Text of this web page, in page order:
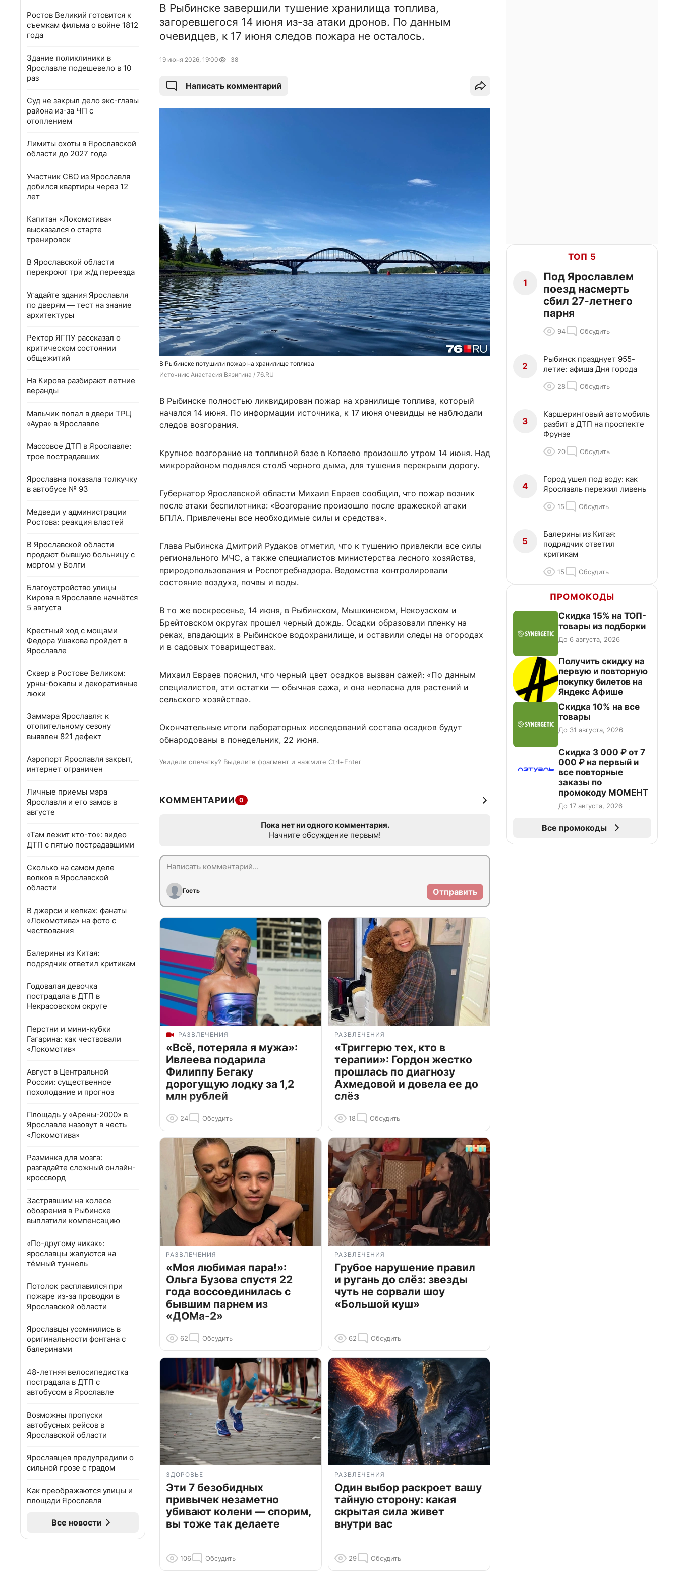
Ростов Великий готовится к
съемкам фильма о войне 1812
года
Здание поликлиники в
Ярославле подешевело в 10
раз
Суд не закрыл дело экс-главы
района из-за ЧП с
отоплением
Лимиты охоты в Ярославской
области до 2027 года
Участник СВО из Ярославля
добился квартиры через 12
лет
Капитан «Локомотива»
высказался о старте
тренировок
В Ярославской области
перекроют три ж/д переезда
Угадайте здания Ярославля
по дверям — тест на знание
архитектуры
Ректор ЯГПУ рассказал о
критическом состоянии
общежитий
На Кирова разбирают летние
веранды
Мальчик попал в двери ТРЦ
«Аура» в Ярославле
Массовое ДТП в Ярославле:
трое пострадавших
Ярославна показала толкучку
в автобусе № 93
Медведи у администрации
Ростова: реакция властей
В Ярославской области
продают бывшую больницу с
моргом у Волги
Благоустройство улицы
Кирова в Ярославле начнётся
5 августа
Крестный ход с мощами
Федора Ушакова пройдет в
Ярославле
Сквер в Ростове Великом:
урны-бокалы и декоративные
люки
Заммэра Ярославля: к
отопительному сезону
выявлен 821 дефект
Аэропорт Ярославля закрыт,
интернет ограничен
Личные приемы мэра
Ярославля и его замов в
августе
«Там лежит кто-то»: видео
ДТП с пятью пострадавшими
Сколько на самом деле
волков в Ярославской
области
В джерси и кепках: фанаты
«Локомотива» на фото с
чествования
Балерины из Китая:
подрядчик ответил критикам
Годовалая девочка
пострадала в ДТП в
Некрасовском округе
Перстни и мини-кубки
Гагарина: как чествовали
«Локомотив»
Август в Центральной
России: существенное
похолодание и прогноз
Площадь у «Арены-2000» в
Ярославле назовут в честь
«Локомотива»
Разминка для мозга:
разгадайте сложный онлайн-
кроссворд
Застрявшим на колесе
обозрения в Рыбинске
выплатили компенсацию
«По-другому никак»:
ярославцы жалуются на
тёмный туннель
Потолок расплавился при
пожаре из-за проводки в
Ярославской области
Ярославцы усомнились в
оригинальности фонтана с
балеринами
48-летняя велосипедистка
пострадала в ДТП с
автобусом в Ярославле
Возможны пропуски
автобусных рейсов в
Ярославской области
Ярославцев предупредили о
сильной грозе с градом
Как преображаются улицы и
площади Ярославля
Все новости
В Рыбинске завершили тушение хранилища топлива,
загоревшегося 14 июня из-за атаки дронов. По данным
очевидцев, к 17 июня следов пожара не осталось.
19 июня 2026, 19:00 38
Написать комментарий
В Рыбинске потушили пожар на хранилище топлива
Источник: Анастасия Вязигина / 76.RU
В Рыбинске полностью ликвидирован пожар на хранилище топлива, который
начался 14 июня. По информации источника, к 17 июня очевидцы не наблюдали
следов возгорания.
Крупное возгорание на топливной базе в Копаево произошло утром 14 июня. Над
микрорайоном поднялся столб черного дыма, для тушения перекрыли дорогу.
Губернатор Ярославской области Михаил Евраев сообщил, что пожар возник
после атаки беспилотника: «Возгорание произошло после вражеской атаки
БПЛА. Привлечены все необходимые силы и средства».
Глава Рыбинска Дмитрий Рудаков отметил, что к тушению привлекли все силы
регионального МЧС, а также специалистов министерства лесного хозяйства,
природопользования и Роспотребнадзора. Ведомства контролировали
состояние воздуха, почвы и воды.
В то же воскресенье, 14 июня, в Рыбинском, Мышкинском, Некоузском и
Брейтовском округах прошел черный дождь. Осадки образовали пленку на
реках, впадающих в Рыбинское водохранилище, и оставили следы на огородах
и в садовых товариществах.
Михаил Евраев пояснил, что черный цвет осадков вызван сажей: «По данным
специалистов, эти остатки — обычная сажа, и она неопасна для растений и
сельского хозяйства».
Окончательные итоги лабораторных исследований состава осадков будут
обнародованы в понедельник, 22 июня.
Увидели опечатку? Выделите фрагмент и нажмите Ctrl+Enter
КОММЕНТАРИИ 0
Пока нет ни одного комментария.
Начните обсуждение первым!
Гость Отправить
РАЗВЛЕЧЕНИЯ
«Всё, потеряла я мужа»:
Ивлеева подарила
Филиппу Бегаку
дорогущую лодку за 1,2
млн рублей
24 Обсудить
РАЗВЛЕЧЕНИЯ
«Триггерю тех, кто в
терапии»: Гордон жестко
прошлась по диагнозу
Ахмедовой и довела ее до
слёз
18 Обсудить
РАЗВЛЕЧЕНИЯ
«Моя любимая пара!»:
Ольга Бузова спустя 22
года воссоединилась с
бывшим парнем из
«ДОМа-2»
62 Обсудить
РАЗВЛЕЧЕНИЯ
Грубое нарушение правил
и ругань до слёз: звезды
чуть не сорвали шоу
«Большой куш»
62 Обсудить
ЗДОРОВЬЕ
Эти 7 безобидных
привычек незаметно
убивают колени — спорим,
вы тоже так делаете
106 Обсудить
РАЗВЛЕЧЕНИЯ
Один выбор раскроет вашу
тайную сторону: какая
скрытая сила живет
внутри вас
29 Обсудить
ТОП 5
1
Под Ярославлем
поезд насмерть
сбил 27-летнего
парня
94 Обсудить
2
Рыбинск празднует 955-
летие: афиша Дня города
28 Обсудить
3
Каршеринговый автомобиль
разбит в ДТП на проспекте
Фрунзе
20 Обсудить
4
Город ушел под воду: как
Ярославль пережил ливень
15 Обсудить
5
Балерины из Китая:
подрядчик ответил
критикам
15 Обсудить
ПРОМОКОДЫ
Скидка 15% на ТОП-
товары из подборки
До 6 августа, 2026
Получить скидку на
первую и повторную
покупку билетов на
Яндекс Афише
Скидка 10% на все
товары
До 31 августа, 2026
Скидка 3 000 ₽ от 7
000 ₽ на первый и
все повторные
заказы по
промокоду МОМЕНТ
До 17 августа, 2026
Все промокоды